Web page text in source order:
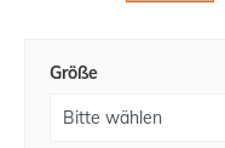
Größe